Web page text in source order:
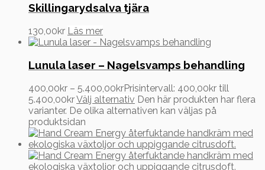
Skillingarydsalva tjära
130,00kr Läs mer
Lunula laser – Nagelsvamps behandling
400,00kr – 5.400,00krPrisintervall: 400,00kr till
5.400,00krVälj alternativ Den här produkten har flera
varianter. De olika alternativen kan väljas på
produktsidan